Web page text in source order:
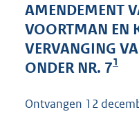
AMENDEMENT
VOORTMAN EN
VERVANGING
ONDER NR. 71
Ontvangen 12